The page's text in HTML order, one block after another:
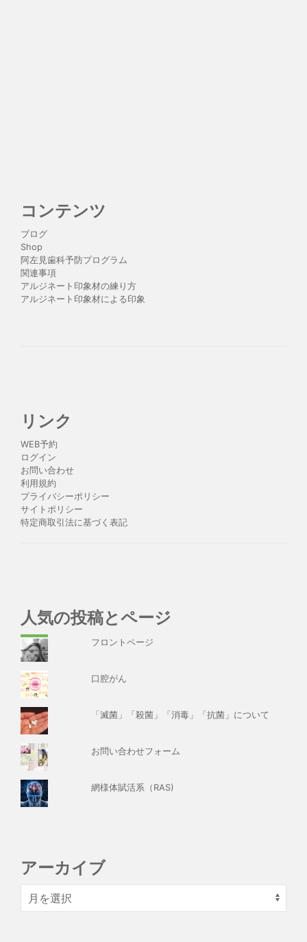
コンテンツ
ブログ
Shop
阿左見歯科予防プログラム
関連事項
アルジネート印象材の練り方
アルジネート印象材による印象
リンク
WEB予約
ログイン
お問い合わせ
利用規約
プライバシーポリシー
サイトポリシー
特定商取引法に基づく表記
人気の投稿とページ
フロントページ
口腔がん
「滅菌」「殺菌」「消毒」「抗菌」について
お問い合わせフォーム
網様体賦活系（RAS)
アーカイブ